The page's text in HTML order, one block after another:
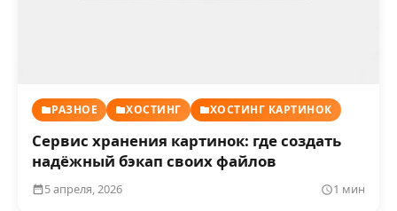
РАЗНОЕ ХОСТИНГ ХОСТИНГ КАРТИНОК
Сервис хранения картинок: где создать
надёжный бэкап своих файлов
5 апреля, 2026 1 мин